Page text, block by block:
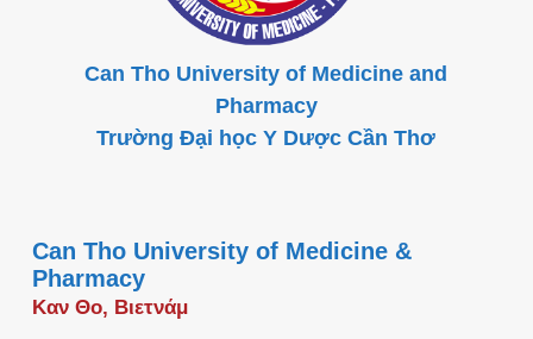
Can Tho University of Medicine and
Pharmacy
Trường Đại học Y Dược Cần Thơ
Can Tho University of Medicine &
Pharmacy
Καν Θο, Βιετνάμ